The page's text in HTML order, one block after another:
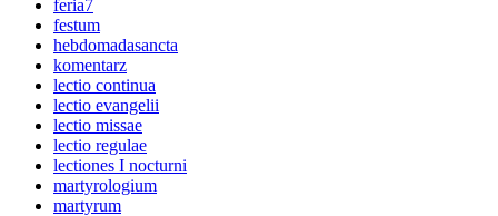
feria7
festum
hebdomadasancta
komentarz
lectio continua
lectio evangelii
lectio missae
lectio regulae
lectiones I nocturni
martyrologium
martyrum